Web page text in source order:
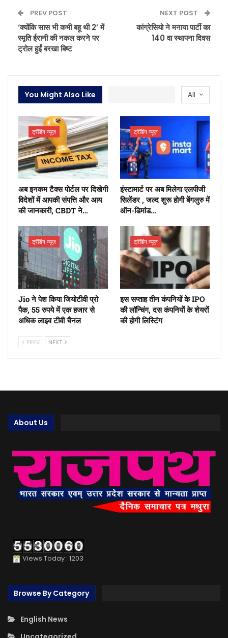
PREV POST
‘क्योंकि सास भी कभी बहू थी 2’ में
स्मृति ईरानी की नकल करने पर
ट्रोल हुईं बरखा बिष्ट
NEXT POST
कांग्रेसियो ने मनाया पार्टी का
140 वा स्थापना दिवस
All
You Might Also Like
ट्रेंडिंग न्यूज़
अब इनकम टैक्स पोर्टल पर दिखेगी
विदेशों में आपकी संपत्ति और आय
की जानकारी, CBDT ने…
ट्रेंडिंग न्यूज़
इंस्टामार्ट पर अब मिलेगा एलपीजी
सिलेंडर , जल्द शुरू होगी बेंगलुरु में
ऑन-डिमांड…
ट्रेंडिंग न्यूज़
Jio ने पेश किया जियोटीवी प्रो
पैक, 55 रुपये में एक हजार से
अधिक लाइव टीवी चैनल
ट्रेंडिंग न्यूज़
इस सप्ताह तीन कंपनियों के IPO
की लॉन्चिंग, दस कंपनियोें के शेयरों
की होगी लिस्टिंग
PREV NEXT
About Us
Views Today : 1203
Browse By Category
English News